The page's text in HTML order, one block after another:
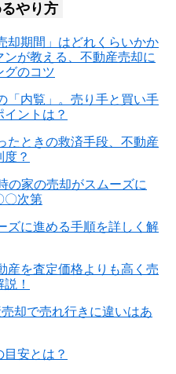
やり方
却期間」はどれくらいかか
が教える、不動産売却に
グのコツ
「内覧」。売り手と買い手
ントは？
たときの救済手段、不動産
？
の家の売却がスムーズに
〇次第
ズに進める手順を詳しく解
産を査定価格よりも高く売
！
却で売れ行きに違いはあ
安とは？